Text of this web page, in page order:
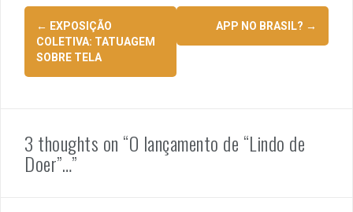
Navegação
de
posts
← EXPOSIÇÃO
COLETIVA: TATUAGEM
SOBRE TELA
APP NO BRASIL? →
3 thoughts on “O lançamento de “Lindo de
Doer”…”